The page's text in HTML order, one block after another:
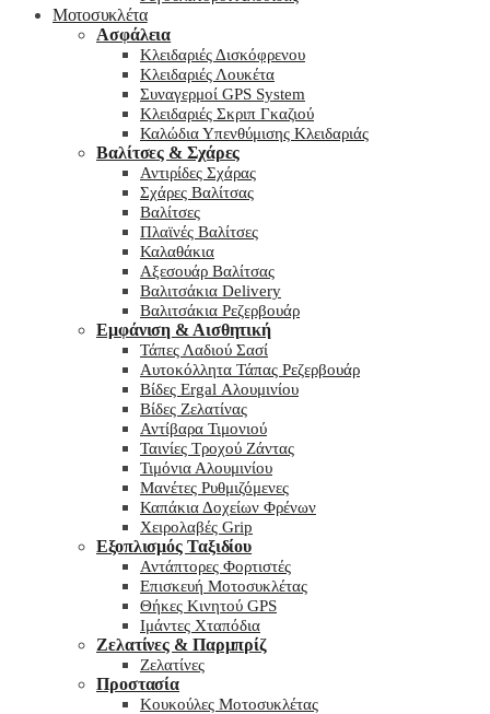
Μοτοσυκλέτα
Ασφάλεια
Κλειδαριές Δισκόφρενου
Κλειδαριές Λουκέτα
Συναγερμοί GPS System
Κλειδαριές Σκριπ Γκαζιού
Καλώδια Υπενθύμισης Κλειδαριάς
Βαλίτσες & Σχάρες
Αντιρίδες Σχάρας
Σχάρες Βαλίτσας
Βαλίτσες
Πλαϊνές Βαλίτσες
Καλαθάκια
Αξεσουάρ Βαλίτσας
Βαλιτσάκια Delivery
Βαλιτσάκια Ρεζερβουάρ
Εμφάνιση & Αισθητική
Τάπες Λαδιού Σασί
Αυτοκόλλητα Τάπας Ρεζερβουάρ
Βίδες Ergal Αλουμινίου
Βίδες Ζελατίνας
Αντίβαρα Τιμονιού
Ταινίες Τροχού Ζάντας
Τιμόνια Αλουμινίου
Μανέτες Ρυθμιζόμενες
Καπάκια Δοχείων Φρένων
Χειρολαβές Grip
Εξοπλισμός Ταξιδίου
Αντάπτορες Φορτιστές
Επισκευή Μοτοσυκλέτας
Θήκες Κινητού GPS
Ιμάντες Χταπόδια
Ζελατίνες & Παρμπρίζ
Ζελατίνες
Προστασία
Κουκούλες Μοτοσυκλέτας